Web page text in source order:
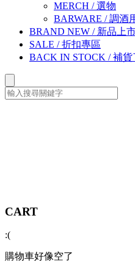
MERCH /選物
BARWARE /調酒
BRAND NEW / 新品上
SALE /折扣專區
BACK IN STOCK /補貨
CART
:(
購物車好像空了